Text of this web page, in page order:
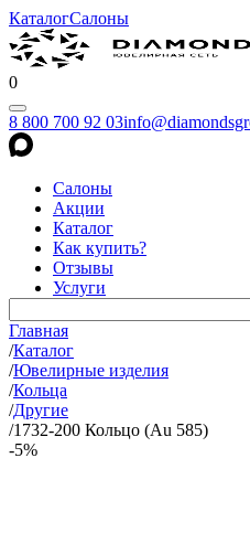
КаталогСалоны
0
8 800 700 92 03
Салоны
Акции
Каталог
Как купить?
Отзывы
Услуги
Главная
/Каталог
/Ювелирные изделия
/Кольца
/Другие
/1732-200 Кольцо (Au 585)
-5%